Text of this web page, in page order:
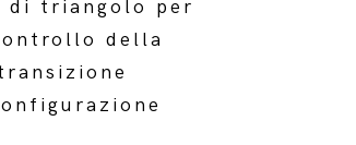
di triangolo per
della